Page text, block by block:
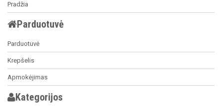
Pradžia
Parduotuvė
Parduotuvė
Krepšelis
Apmokėjimas
Kategorijos